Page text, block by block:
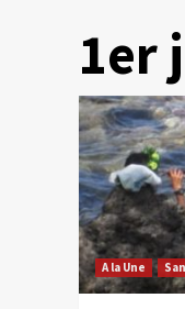
1er
A la Une